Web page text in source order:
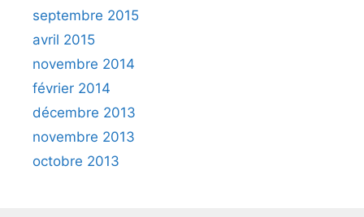
septembre 2015
avril 2015
novembre 2014
février 2014
décembre 2013
novembre 2013
octobre 2013